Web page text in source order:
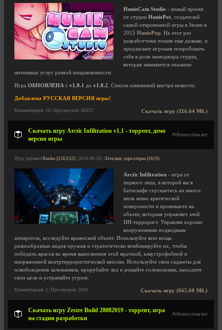
HunieCam Studio - новый проект
от студии HuniePot , создателей
самой откровенной игры в Steam в
2015 HuniePop . На этот раз
разработчики пошли еще дальше, и
предлагают игрокам попробовать
себя в роли менеджера студии,
которая занимается оказание
интимных услуг разной направленности.
Игра ОБНОВЛЕНА с v1.0.1 до v1.0.2 . Список изменений внутри новости.
Добавлена РУССКАЯ ВЕРСИЯ игры!
Скачать игру (116.64 Мб.)
Комментариев: 10 | Просмотров: 56032
Скачать игру Arctic Infiltration v1.1 - торрент, демо
версия игры
Рейтинга пока нет
Игру добавил Kusko [2563|32] | 2019-08-28 | Леталки, скроллеры (1029)
Arctic Infiltration - игра от
первого лица, в которой вы в
батискафе спускаетесь на много
миль ниже арктической
поверхности и проникаете на
объект, которым управляет злой
ИИ-террорист. Управляя хорошо
вооруженным подводным
аппаратом, исследуйте вражеский объект. Используйте всю мощь
разнообразных видов оружия и стратегически комбинируйте их, чтобы
победить врагов во время выполнения этой мрачной, клаустрофобной и
напряженной контртеррористической миссии. Используйте свои гаджеты для
освобождения заложников, прорубайте лед и решайте головоломки, находите
свои цели и устраняйте угрозу.
Скачать игру (665.60 Мб.)
Комментариев: 1 | Просмотров: 3641
Скачать игру Zestre Build 28082019 - торрент, игра
на стадии разработки
Рейтинга пока нет